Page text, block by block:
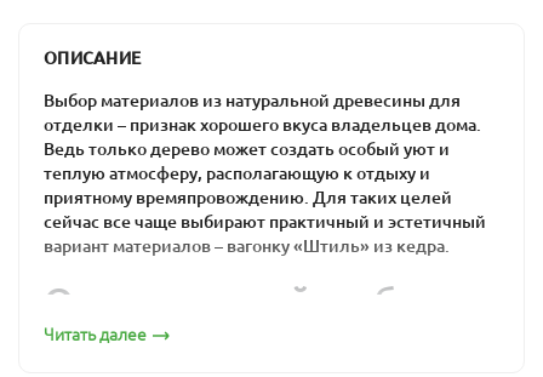
ОПИСАНИЕ
Выбор материалов из натуральной древесины для
отделки – признак хорошего вкуса владельцев дома.
Ведь только дерево может создать особый уют и
теплую атмосферу, располагающую к отдыху и
приятному времяпровождению. Для таких целей
сейчас все чаще выбирают практичный и эстетичный
вариант материалов – вагонку «Штиль» из кедра.
Оптимальный выбор
для загородного дома
Читать далее